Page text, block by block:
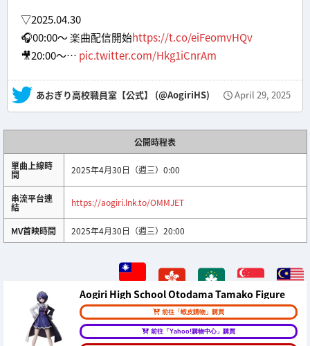
▽2025.04.30
🎧00:00～ 楽曲配信開始https://t.co/eiFeomvHQv
🎥20:00～… pic.twitter.com/Hkg1iCnrAm
— あおぎり高校職員室【公式】 (@AogiriHS) April 29, 2025
公開時程表
單曲上線時
間 2025年4月30日（週三）0:00
串流平台連
結 https://aogiri.lnk.to/OMMJET
MV首映時間 2025年4月30日（週三）20:00
Aogiri High School Otodama Tamako Figure
前往「蝦皮購物」購買
前往「Yahoo!購物中心」購買